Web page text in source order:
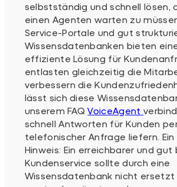
selbstständig und schnell lösen,
einen Agenten warten zu
Service-Portale und gut
Wissensdatenbanken bieten
effiziente Lösung für
entlasten gleichzeitig die
verbessern die
lässt sich diese
unserem FAQVoiceAgent
schnell Antworten für Kunden
telefonischer Anfrage liefern.
Hinweis: Ein erreichbarer und
Kundenservice sollte durch eine
Wissensdatenbank nicht ersetzt